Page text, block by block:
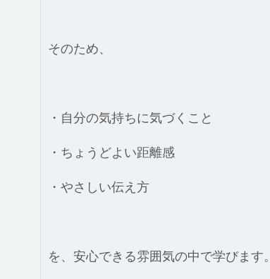
そのため、
・自分の気持ちに気づくこと
・ちょうどよい距離感
・やさしい伝え方
を、安心できる雰囲気の中で学びます。